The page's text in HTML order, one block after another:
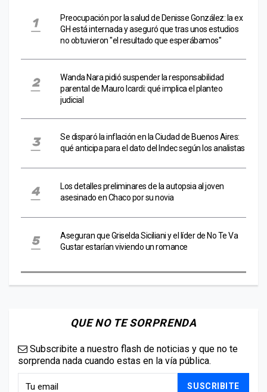
Preocupación por la salud de Denisse González: la ex
GH está internada y aseguró que tras unos estudios
no obtuvieron "el resultado que esperábamos"
Wanda Nara pidió suspender la responsabilidad
parental de Mauro Icardi: qué implica el planteo
judicial
Se disparó la inflación en la Ciudad de Buenos Aires:
qué anticipa para el dato del Indec según los analistas
Los detalles preliminares de la autopsia al joven
asesinado en Chaco por su novia
Aseguran que Griselda Siciliani y el líder de No Te Va
Gustar estarían viviendo un romance
QUE NO TE SORPRENDA
Subscribite a nuestro flash de noticias y que no te
sorprenda nada cuando estas en la vía pública.
SUSCRIBITE